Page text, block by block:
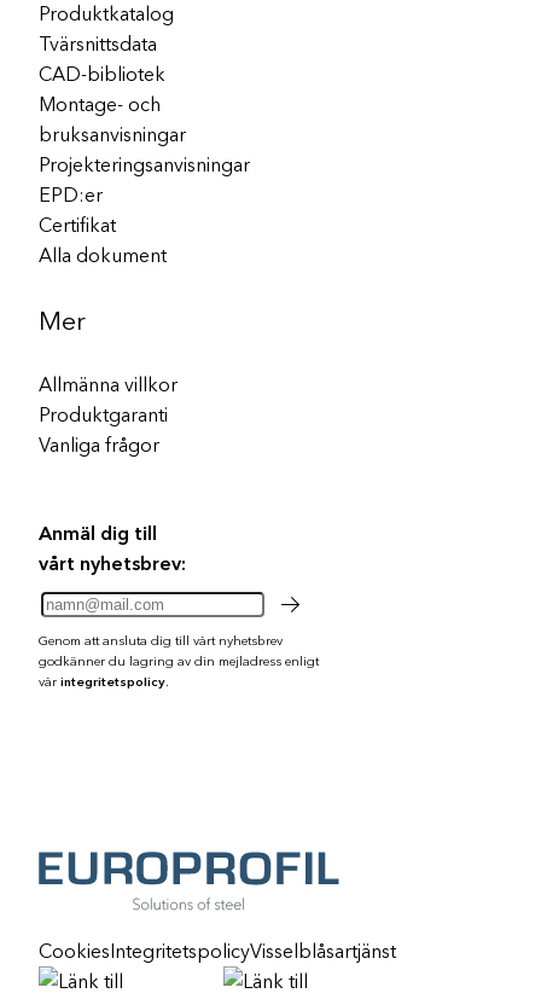
Produktkatalog
Tvärsnittsdata
CAD-bibliotek
Montage- och
bruksanvisningar
Projekteringsanvisningar
EPD:er
Certifikat
Alla dokument
Mer
Allmänna villkor
Produktgaranti
Vanliga frågor
Anmäl dig till
vårt nyhetsbrev:
Genom att ansluta dig till vårt nyhetsbrev
godkänner du lagring av din mejladress enligt
vår integritetspolicy.
CookiesIntegritetspolicyVisselblåsartjänst